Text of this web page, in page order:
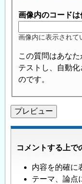
画像内のコードは
画像内に表示されて
この質問はあな
テストし、自動
のです。
コメントする上で
内容を的確に
テーマ、論点